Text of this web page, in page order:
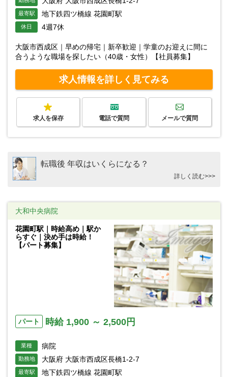
最寄駅 地下鉄四ツ橋線 花園町駅
休日 4週7休
大阪市西成区｜早めの帰宅｜新卒歓迎｜学童のお迎えに間に
合うような職場を探したい（40歳・女性）【社員募集】
求人情報を詳しく見てみる
求人を保存 電話で質問 メールで質問
転職後 年収はいくらになる？
詳しく読む>>>
大和中央病院
花園町駅｜時給高め｜駅か
らすぐ｜決め手は時給！
【パート募集】
パート 時給 1,900 ～ 2,500円
業種 病院
勤務地 大阪府 大阪市西成区長橋1-2-7
最寄駅 地下鉄四ツ橋線 花園町駅